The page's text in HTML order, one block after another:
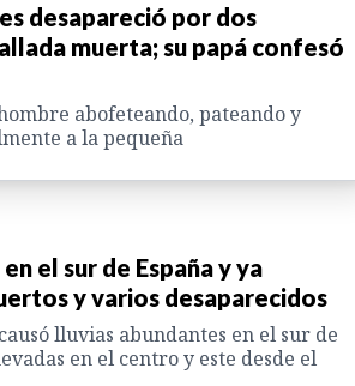
desapareció por dos
muerta; su papá confesó
abofeteando, pateando y
a la pequeña
el sur de España y ya
y varios desaparecidos
lluvias abundantes en el sur de
en el centro y este desde el